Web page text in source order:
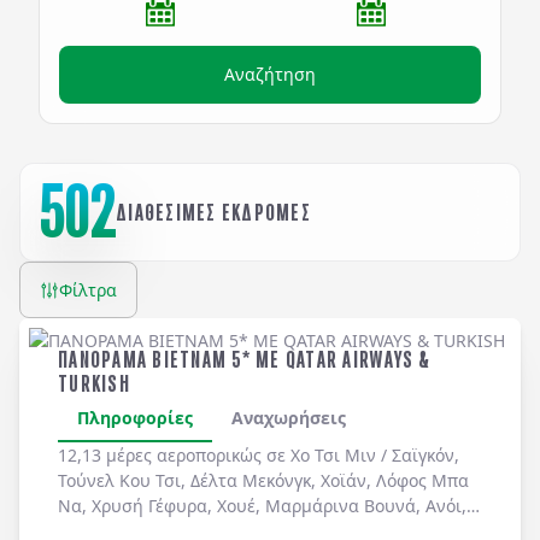
Αναζήτηση
502ΔΙΑΘΕΣΙΜΕΣ ΕΚΔΡΟΜΕΣ
Φίλτρα
ΠΑΝΟΡΑΜΑ ΒΙΕΤΝΑΜ 5* ME QATAR AIRWAYS &
TURKISH
Πληροφορίες
Αναχωρήσεις
12,13 μέρες αεροπορικώς σε Χο Τσι Μιν / Σαϊγκόν,
Τούνελ Κου Τσι, Δέλτα Μεκόνγκ, Χοϊάν, Λόφος Μπα
Να, Χρυσή Γέφυρα, Χουέ, Μαρμάρινα Βουνά, Ανόι,